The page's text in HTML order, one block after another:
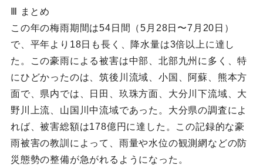
Ⅲ まとめ
この年の梅雨期間は54日間（5月28日〜7月20日）
で、平年より18日も長く、降水量は3倍以上に達し
た。この豪雨による被害は中部、北部九州に多く、特
にひどかったのは、筑後川流域、小国、阿蘇、熊本方
面で、県内では、日田、玖珠方面、大分川下流域、大
野川上流、山国川中流域であった。大分県の調査によ
れば、被害総額は178億円に達した。この記録的な豪
雨被害の教訓によって、雨量や水位の観測網などの防
災態勢の整備が急がれるようになった。